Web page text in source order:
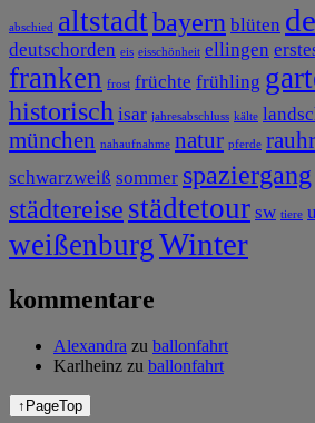
abschied altstadtbayern blüten
deutschorden eis eisschönheit ellingen
franken frost früchte frühling
historisch isar jahresabschluss kälte
münchen nahaufnahme natur pferde
schwarzweiß sommer spaziergang
städtereise städtetour sw tiere
weißenburgWinter
kommentare
Alexandra zu ballonfahrt
Karlheinz zu ballonfahrt
↑ PageTop